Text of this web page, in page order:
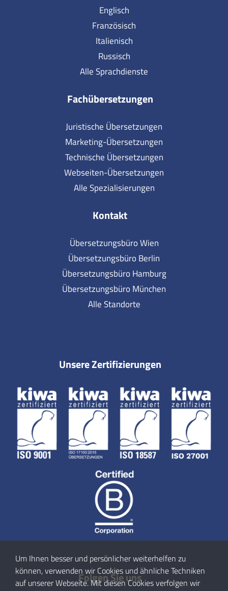
Englisch
Französisch
Italienisch
Russisch
Alle Sprachdienste
Fachübersetzungen
Juristische Übersetzungen
Marketing-Übersetzungen
Technische Übersetzungen
Webseiten-Übersetzungen
Alle Spezialisierungen
Kontakt
Übersetzungsbüro Wien
Übersetzungsbüro Berlin
Übersetzungsbüro Hamburg
Übersetzungsbüro München
Alle Standorte
Unsere Zertifizierungen
Folgen Sie uns
Um Ihnen besser und persönlicher weiterhelfen zu
können, verwenden wir Cookies und ähnliche Techniken
auf unserer Webseite. Mit diesen Cookies verfolgen wir